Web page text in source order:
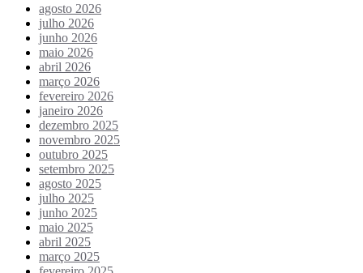
agosto 2026
julho 2026
junho 2026
maio 2026
abril 2026
março 2026
fevereiro 2026
janeiro 2026
dezembro 2025
novembro 2025
outubro 2025
setembro 2025
agosto 2025
julho 2025
junho 2025
maio 2025
abril 2025
março 2025